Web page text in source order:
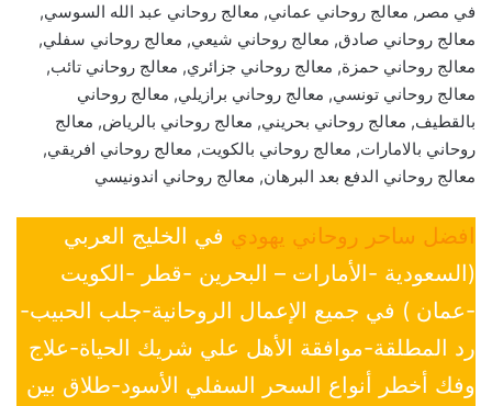
في مصر, معالج روحاني عماني, معالج روحاني عبد الله السوسي,
معالج روحاني صادق, معالج روحاني شيعي, معالج روحاني سفلي,
معالج روحاني حمزة, معالج روحاني جزائري, معالج روحاني تائب,
معالج روحاني تونسي, معالج روحاني برازيلي, معالج روحاني
بالقطيف, معالج روحاني بحريني, معالج روحاني بالرياض, معالج
روحاني بالامارات, معالج روحاني بالكويت, معالج روحاني افريقي,
معالج روحاني الدفع بعد البرهان, معالج روحاني اندونيسي
افضل ساحر روحاني يهودي في الخليج العربي
(السعودية -الأمارات – البحرين -قطر -الكويت
-عمان ) في جميع الإعمال الروحانية-جلب الحبيب-
رد المطلقة-موافقة الأهل علي شريك الحياة-علاج
وفك أخطر أنواع السحر السفلي الأسود-طلاق بين